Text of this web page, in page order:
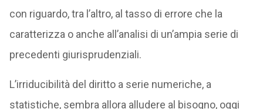
con riguardo, tra l’altro, al tasso di errore che la
caratterizza o anche all’analisi di un’ampia serie di
precedenti giurisprudenziali.
L’irriducibilità del diritto a serie numeriche, a
statistiche, sembra allora alludere al bisogno, oggi